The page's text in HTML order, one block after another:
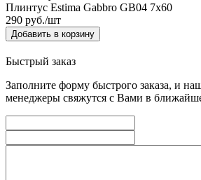
Плинтус Estima Gabbro GB04 7x60
290 руб./шт
Добавить в корзину
Быстрый заказ
Заполните форму быстрого заказа, и
менеджеры свяжутся с Вами в